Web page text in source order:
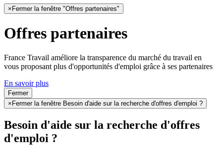
× Fermer la fenêtre "Offres partenaires"
Offres partenaires
France Travail améliore la transparence du marché du travail en
vous proposant plus d'opportunités d'emploi grâce à ses partenaires
En savoir plus
Fermer
× Fermer la fenêtre Besoin d'aide sur la recherche d'offres d'emploi ?
Besoin d'aide sur la recherche d'offres
d'emploi ?